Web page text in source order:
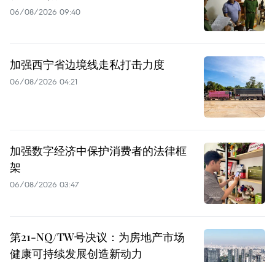
06/08/2026 09:40
加强西宁省边境线走私打击力度
06/08/2026 04:21
加强数字经济中保护消费者的法律框
架
06/08/2026 03:47
第21-NQ/TW号决议：为房地产市场
健康可持续发展创造新动力